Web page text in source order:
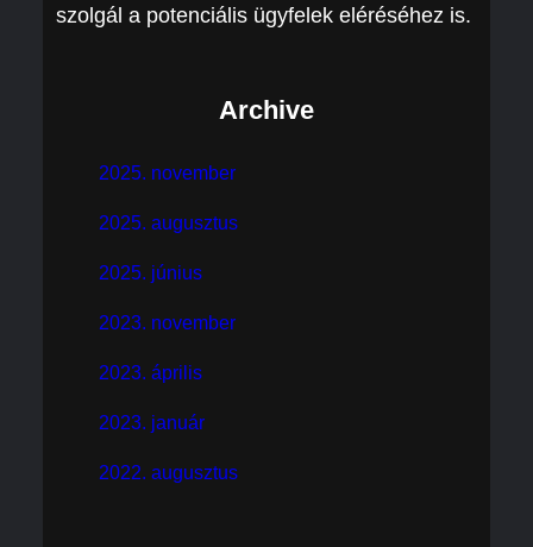
szolgál a potenciális ügyfelek eléréséhez is.
Archive
2025. november
2025. augusztus
2025. június
2023. november
2023. április
2023. január
2022. augusztus